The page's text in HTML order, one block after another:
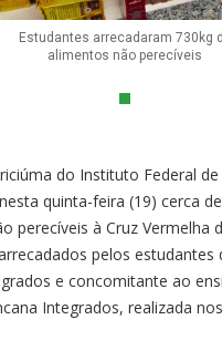
Estudantes arrecadaram 730kg
alimentos não perecíveis
do Instituto Federal
quinta-feira (19) cerca
perecíveis à Cruz Vermelha
pelos estudantes
e concomitante ao
Integrados, realizada